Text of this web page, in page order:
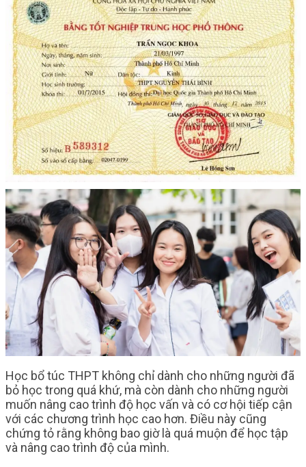
Học bổ túc THPT không chỉ dành cho những người đã
bỏ học trong quá khứ, mà còn dành cho những người
muốn nâng cao trình độ học vấn và có cơ hội tiếp cận
với các chương trình học cao hơn. Điều này cũng
chứng tỏ rằng không bao giờ là quá muộn để học tập
và nâng cao trình độ của mình.